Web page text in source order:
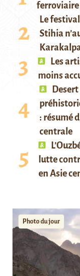
Le
Stihia
Les
moins
: résumé
centrale
lutte
en Asie
Photo du jour